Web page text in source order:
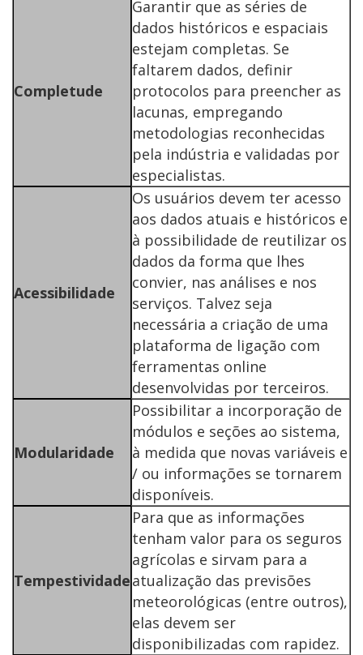
Completude
Garantir que as séries de
dados históricos e espaciais
estejam completas. Se
faltarem dados, definir
protocolos para preencher as
lacunas, empregando
metodologias reconhecidas
pela indústria e validadas por
especialistas.
Acessibilidade
Os usuários devem ter acesso
aos dados atuais e históricos e
à possibilidade de reutilizar os
dados da forma que lhes
convier, nas análises e nos
serviços. Talvez seja
necessária a criação de uma
plataforma de ligação com
ferramentas online
desenvolvidas por terceiros.
Modularidade
Possibilitar a incorporação de
módulos e seções ao sistema,
à medida que novas variáveis e
/ ou informações se tornarem
disponíveis.
Tempestividade
Para que as informações
tenham valor para os seguros
agrícolas e sirvam para a
atualização das previsões
meteorológicas (entre outros),
elas devem ser
disponibilizadas com rapidez.